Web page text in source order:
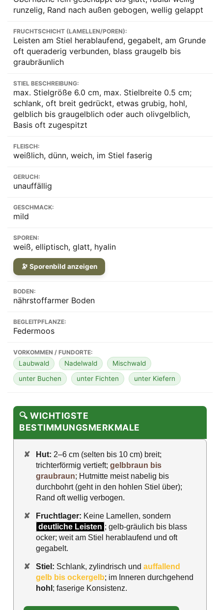
runzelig, Rand nach außen gebogen, wellig gelappt
FRUCHTSCHICHT (LAMELLEN/POREN):
Leisten am Stiel herablaufend, gegabelt, am Grunde
oft queraderig verbunden, blass graugelb bis
graubräunlich
STIEL BESCHREIBUNG:
max. Stielgröße 6.0 cm, max. Stielbreite 0.5 cm;
schlank, oft breit gedrückt, etwas grubig, hohl,
gelblich bis graugelblich oder auch olivgelblich,
Basis oft zugespitzt
FLEISCH:
weißlich, dünn, weich, im Stiel faserig
GERUCH:
unauffällig
GESCHMACK:
mild
SPOREN:
weiß, elliptisch, glatt, hyalin
🔭 Sporenbild anzeigen
BODEN:
nährstoffarmer Boden
BEGLEITPFLANZE:
Federmoos
VORKOMMEN / FUNDORTE:
Laubwald Nadelwald
Mischwald
unter Buchen
unter Fichten unter Kiefern
🔍 WICHTIGSTE
BESTIMMUNGSMERKMALE
✘ Hut: 2–6 cm (selten bis 10 cm) breit;
trichterförmig vertieft; gelbbraun bis
graubraun; Hutmitte meist nabelig bis
durchbohrt (geht in den hohlen Stiel über);
Rand oft wellig verbogen.
✘ Fruchtlager: Keine Lamellen, sondern
deutliche Leisten ; gelb-gräulich bis blass
ocker; weit am Stiel herablaufend und oft
gegabelt.
✘ Stiel: Schlank, zylindrisch und auffallend
gelb bis ockergelb; im Inneren durchgehend
hohl ; faserige Konsistenz.